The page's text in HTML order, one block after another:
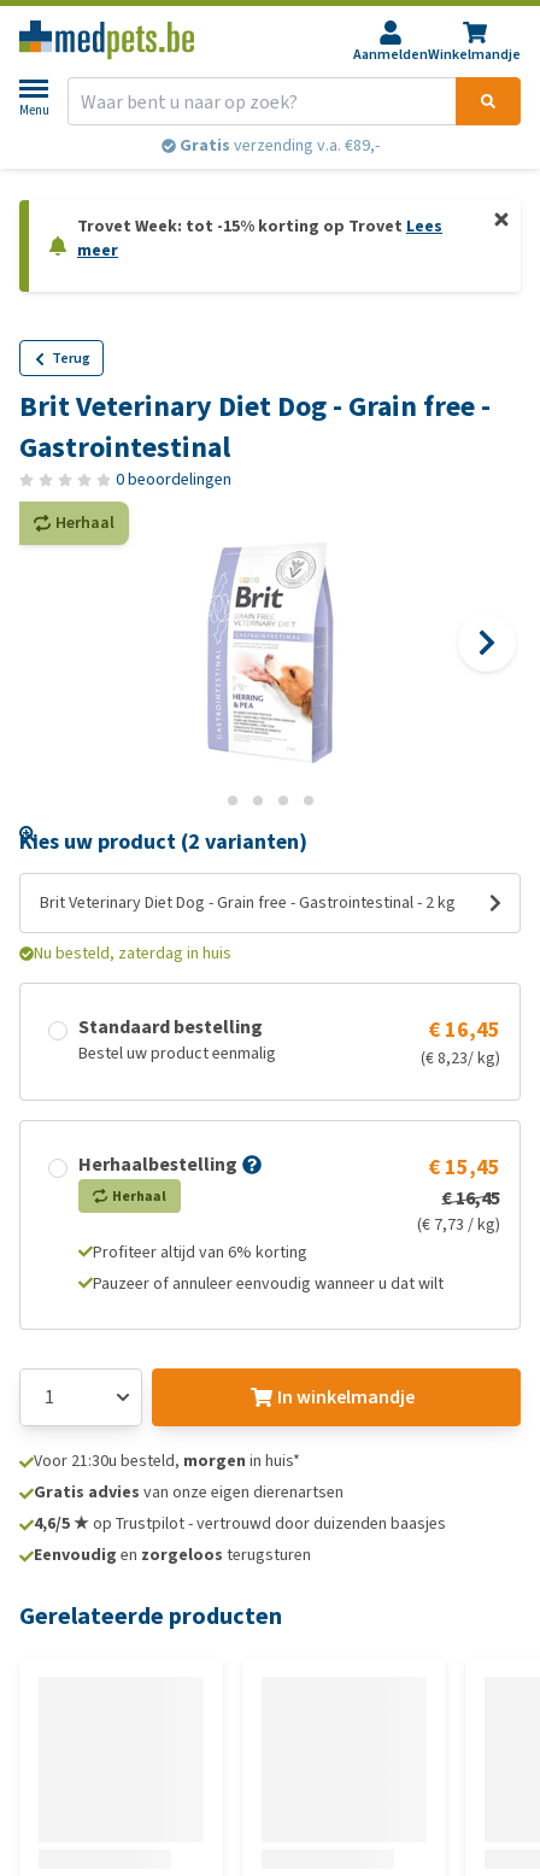
AanmeldenWinkelmandje
Menu
Gratis verzending v.a. €89,-
Trovet Week: tot -15% korting op Trovet Lees
meer
Terug
Brit Veterinary Diet Dog - Grain free -
Gastrointestinal
0 beoordelingen
Herhaal
Kies uw product (2 varianten)
Brit Veterinary Diet Dog - Grain free - Gastrointestinal - 2 kg
Nu besteld, zaterdag in huis
Standaard bestelling
Bestel uw product eenmalig
€ 16,45
(€ 8,23/ kg)
Herhaalbestelling
Herhaal
€ 15,45
€ 16,45
(€ 7,73 / kg)
Profiteer altijd van 6% korting
Pauzeer of annuleer eenvoudig wanneer u dat wilt
In winkelmandje
Voor 21:30u besteld, morgen in huis*
Gratis advies van onze eigen dierenartsen
4,6/5 ★op Trustpilot - vertrouwd door duizenden baasjes
Eenvoudig en zorgeloos terugsturen
Gerelateerde producten